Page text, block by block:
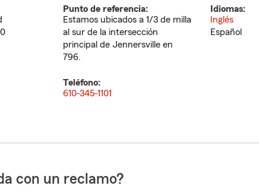
Punto de referencia:
Estamos ubicados a 1/3 de milla
al sur de la intersección
principal de Jennersville en
796.
Idiomas:
Inglés
Español
Teléfono:
610-345-1101
con un reclamo?